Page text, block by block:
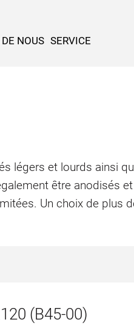
NOUS SERVICE
légers et lourds ainsi
être anodisés
Un choix de plus
(B45-00)